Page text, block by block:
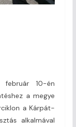
10-én
a megye
a Kárpát-
alkalmával